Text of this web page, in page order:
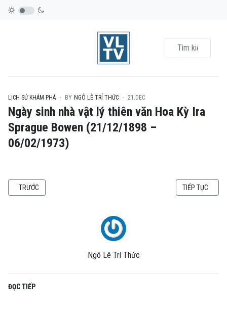
LỊCH SỬ KHÁM PHÁ BY NGÔ LÊ TRÍ THỨC 21.DEC
Ngày sinh nhà vật lý thiên văn Hoa Kỳ Ira
Sprague Bowen (21/12/1898 –
06/02/1973)
Ngô Lê Trí Thức
ĐỌC TIẾP
BÀI VIẾT TRƯỚC: 12/09/1838 - NGÀY SINH NHÀ THIÊN VĂN HỌC ĐỨC
TRƯỚC BÀI VIẾT KẾ
TIẾP TỤC